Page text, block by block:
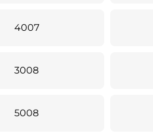
4007
3008
5008